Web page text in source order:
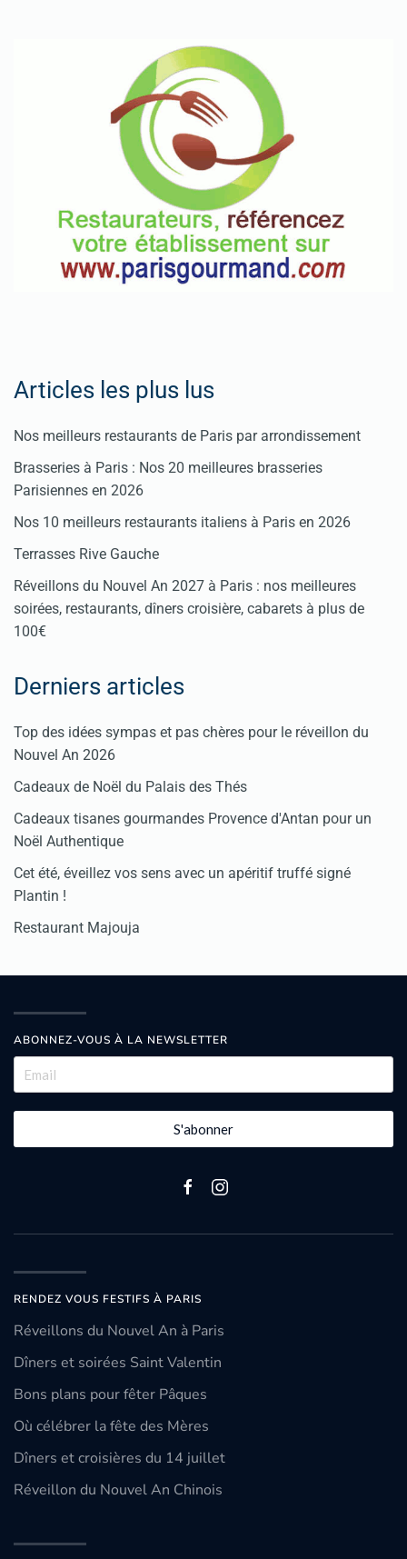
Articles les plus lus
Nos meilleurs restaurants de Paris par arrondissement
Brasseries à Paris : Nos 20 meilleures brasseries
Parisiennes en 2026
Nos 10 meilleurs restaurants italiens à Paris en 2026
Terrasses Rive Gauche
Réveillons du Nouvel An 2027 à Paris : nos meilleures
soirées, restaurants, dîners croisière, cabarets à plus de
100€
Derniers articles
Top des idées sympas et pas chères pour le réveillon du
Nouvel An 2026
Cadeaux de Noël du Palais des Thés
Cadeaux tisanes gourmandes Provence d'Antan pour un
Noël Authentique
Cet été, éveillez vos sens avec un apéritif truffé signé
Plantin !
Restaurant Majouja
ABONNEZ-VOUS À LA NEWSLETTER
S'abonner
RENDEZ VOUS FESTIFS À PARIS
Réveillons du Nouvel An à Paris
Dîners et soirées Saint Valentin
Bons plans pour fêter Pâques
Où célébrer la fête des Mères
Dîners et croisières du 14 juillet
Réveillon du Nouvel An Chinois